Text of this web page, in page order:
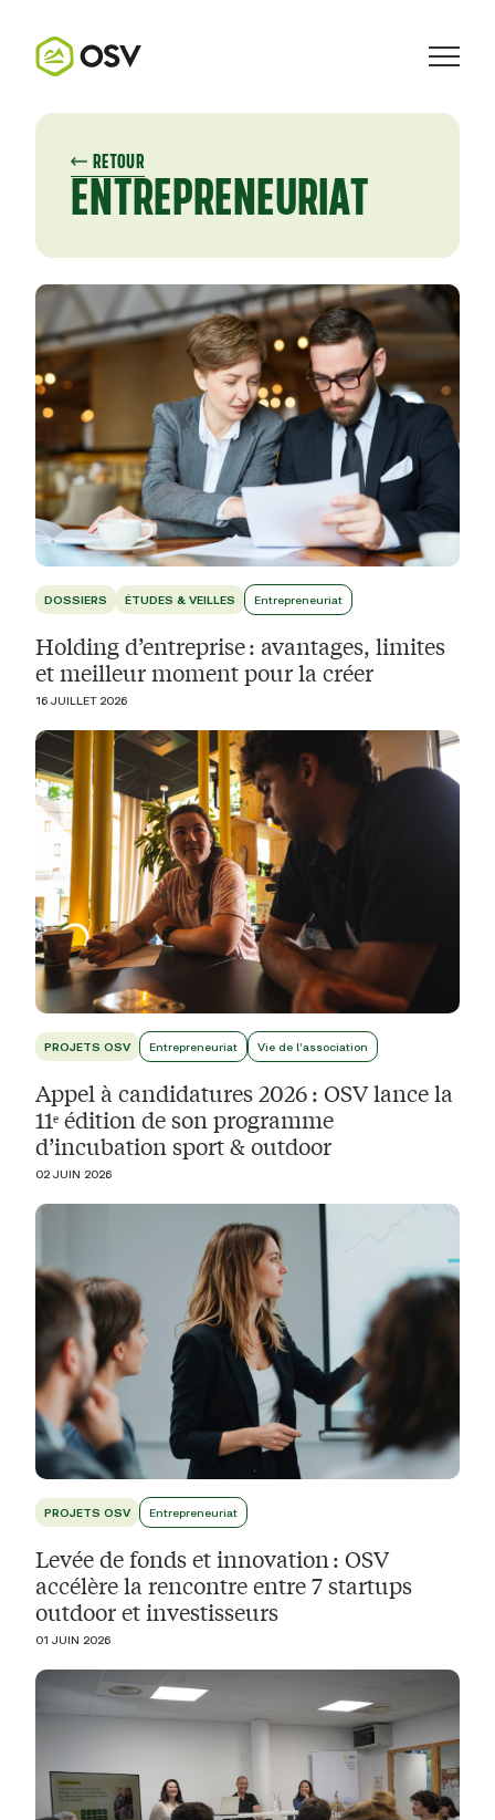
RETOUR
ENTREPRENEURIAT
DOSSIERS ÉTUDES & VEILLES Entrepreneuriat
Holding d’entreprise : avantages, limites
et meilleur moment pour la créer
16 JUILLET 2026
PROJETS OSV Entrepreneuriat Vie de l'association
Appel à candidatures 2026 : OSV lance la
11ᵉ édition de son programme
d’incubation sport & outdoor
02 JUIN 2026
PROJETS OSV Entrepreneuriat
Levée de fonds et innovation : OSV
accélère la rencontre entre 7 startups
outdoor et investisseurs
01 JUIN 2026